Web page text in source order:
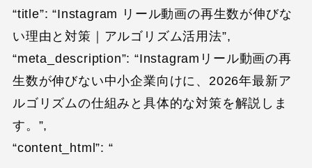
“title”: “Instagram リール動画の再生数が伸びな
い理由と対策｜アルゴリズム活用法”,
“meta_description”: “Instagramリール動画の再
生数が伸びない中小企業向けに、2026年最新ア
ルゴリズムの仕組みと具体的な対策を解説しま
す。”,
“content_html”: “